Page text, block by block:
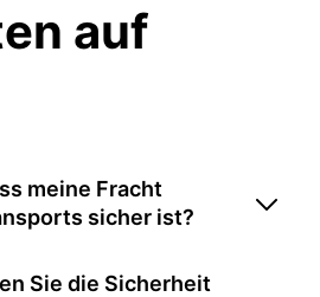
auf
meine Fracht
sicher ist?
Sie die Sicherheit